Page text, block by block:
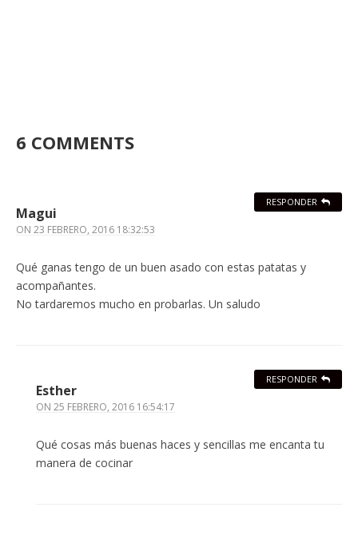
6 COMMENTS
Magui
ON 23 FEBRERO, 2016 18:32:53
Qué ganas tengo de un buen asado con estas patatas y
acompañantes.
No tardaremos mucho en probarlas. Un saludo
RESPONDER
Esther
ON 25 FEBRERO, 2016 16:54:17
Qué cosas más buenas haces y sencillas me encanta tu
manera de cocinar
RESPONDER